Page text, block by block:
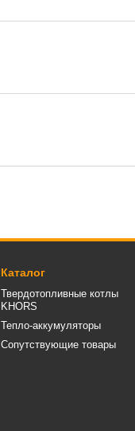
Каталог
Твердотопливные котлы
KHORS
Тепло-аккумуляторы
Сопутствующие товары